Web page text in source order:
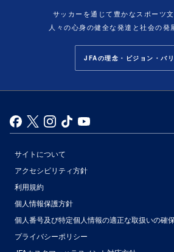
サッカーを通じて豊かなスポーツ文
人々の心身の健全な発達と社会の発
JFAの理念・ビジョン・バ
サイトについて
アクセシビリティ方針
利用規約
個人情報保護方針
個人番号及び特定個人情報の適正な取扱いの確
プライバシーポリシー